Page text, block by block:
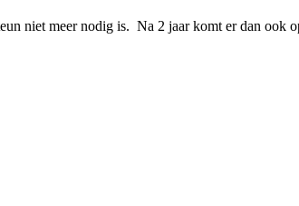
niet meer nodig is. ⁠ Na 2 jaar komt er dan ook